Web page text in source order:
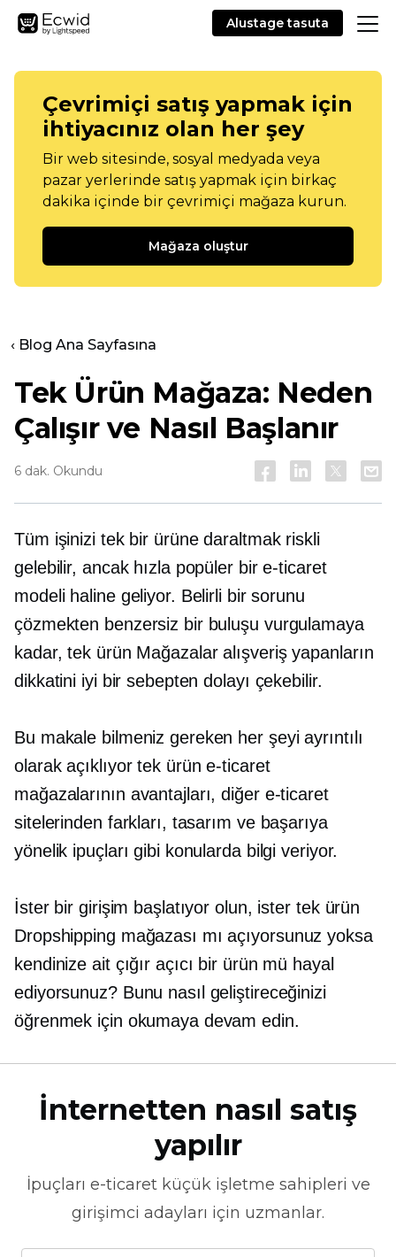
Alustage tasuta
Çevrimiçi satış yapmak için
ihtiyacınız olan her şey
Bir web sitesinde, sosyal medyada veya
pazar yerlerinde satış yapmak için birkaç
dakika içinde bir çevrimiçi mağaza kurun.
Mağaza oluştur
‹ Blog Ana Sayfasına
Tek Ürün Mağaza: Neden
Çalışır ve Nasıl Başlanır
6 dak. Okundu
Tüm işinizi tek bir ürüne daraltmak riskli
gelebilir, ancak hızla popüler bir e-ticaret
modeli haline geliyor. Belirli bir sorunu
çözmekten benzersiz bir buluşu vurgulamaya
kadar,tek ürün Mağazalar alışveriş yapanların
dikkatini iyi bir sebepten dolayı çekebilir.
Bu makale bilmeniz gereken her şeyi ayrıntılı
olarak açıklıyortek ürün e-ticaret
mağazalarının avantajları, diğer e-ticaret
sitelerinden farkları, tasarım ve başarıya
yönelik ipuçları gibi konularda bilgi veriyor.
İster bir girişim başlatıyor olun, ister tek ürün
Dropshipping mağazası mı açıyorsunuz yoksa
kendinize ait çığır açıcı bir ürün mü hayal
ediyorsunuz? Bunu nasıl geliştireceğinizi
öğrenmek için okumaya devam edin.
İnternetten nasıl satış
yapılır
İpuçları e-ticaretküçük işletme sahipleri ve
girişimci adayları için uzmanlar.